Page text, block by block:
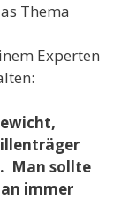
Thema
Experten
Man sollte
immer